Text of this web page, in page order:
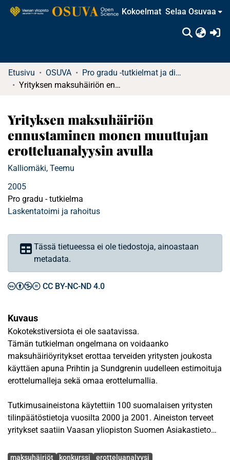
Kokoelmat Selaa Osuvaa
Etusivu OSUVA
Pro gradu -tutkielmat ja diplomityöt
Yrityksen maksuhäiriön ennustaminen monen muuttujan erotteluanalyysin avulla
Yrityksen maksuhäiriön
ennustaminen monen muuttujan
erotteluanalyysin avulla
Kalliomäki, Teemu
2005
Pro gradu - tutkielma
Laskentatoimi ja rahoitus
Tässä tietueessa ei ole tiedostoja, ainoastaan
metadata.
CC BY-NC-ND 4.0
Kuvaus
Kokotekstiversiota ei ole saatavissa.
Tämän tutkielman ongelmana on voidaanko
maksuhäiriöyritykset erottaa terveiden yritysten joukosta
käyttäen apuna Prihtin ja Sundgrenin uudelleen estimoituja
erottelumalleja sekä omaa erottelumallia.
Tutkimusaineistona käytettiin 100 suomalaisen yritysten
tilinpäätöstietoja vuosilta 2000 ja 2001. Aineiston terveet
yritykset saatiin Vaasan yliopiston Suomen Asiakastieto
Vastaavasti maksuhäiriöyritykset saatiin Vaasan yliopiston
Avainsanat
maksuhäiriöt konkurssi erotteluanalyysi